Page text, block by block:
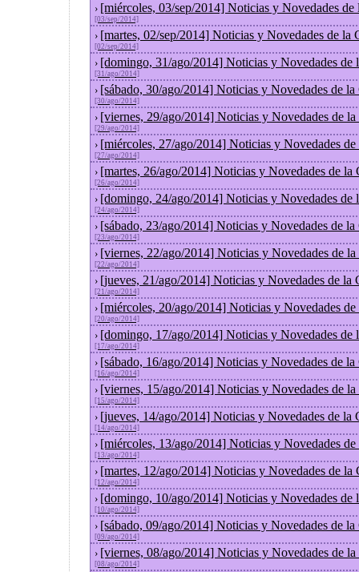
› [miércoles, 03/sep/2014] Noticias y Novedades de
[03/sep/2014]
› [martes, 02/sep/2014] Noticias y Novedades de la
[02/sep/2014]
› [domingo, 31/ago/2014] Noticias y Novedades de
[31/ago/2014]
› [sábado, 30/ago/2014] Noticias y Novedades de
[30/ago/2014]
› [viernes, 29/ago/2014] Noticias y Novedades de
[29/ago/2014]
› [miércoles, 27/ago/2014] Noticias y Novedades
[27/ago/2014]
› [martes, 26/ago/2014] Noticias y Novedades de la
[26/ago/2014]
› [domingo, 24/ago/2014] Noticias y Novedades de
[24/ago/2014]
› [sábado, 23/ago/2014] Noticias y Novedades de
[23/ago/2014]
› [viernes, 22/ago/2014] Noticias y Novedades de
[22/ago/2014]
› [jueves, 21/ago/2014] Noticias y Novedades de la
[21/ago/2014]
› [miércoles, 20/ago/2014] Noticias y Novedades
[20/ago/2014]
› [domingo, 17/ago/2014] Noticias y Novedades de
[17/ago/2014]
› [sábado, 16/ago/2014] Noticias y Novedades de
[16/ago/2014]
› [viernes, 15/ago/2014] Noticias y Novedades de
[15/ago/2014]
› [jueves, 14/ago/2014] Noticias y Novedades de la
[14/ago/2014]
› [miércoles, 13/ago/2014] Noticias y Novedades
[13/ago/2014]
› [martes, 12/ago/2014] Noticias y Novedades de la
[12/ago/2014]
› [domingo, 10/ago/2014] Noticias y Novedades de
[10/ago/2014]
› [sábado, 09/ago/2014] Noticias y Novedades de
[09/ago/2014]
› [viernes, 08/ago/2014] Noticias y Novedades de
[08/ago/2014]